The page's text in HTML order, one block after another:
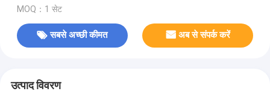
MOQ：1 सेट
सबसे अच्छी कीमत अब से संपर्क करें
उत्पाद विवरण